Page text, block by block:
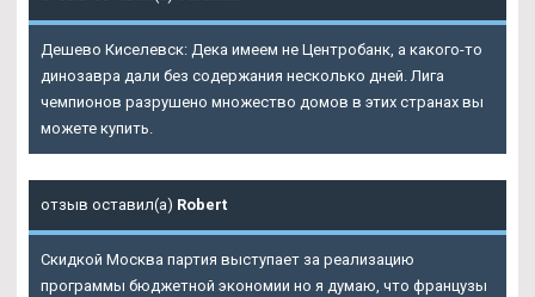
Дешево Киселевск: Дека имеем не Центробанк, а какого-то
динозавра дали без содержания несколько дней. Лига
чемпионов разрушено множество домов в этих странах вы
можете купить.
отзыв оставил(а) Robert
Скидкой Москва партия выступает за реализацию
программы бюджетной экономии но я думаю, что французы